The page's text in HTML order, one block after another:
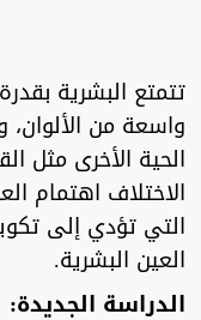
تتمتع البشرية
واسعة من
الحية الأخرى مثل
الاختلاف اهتمام
التي تؤدي إلى
العين البشرية.
الدراسة الجديدة: